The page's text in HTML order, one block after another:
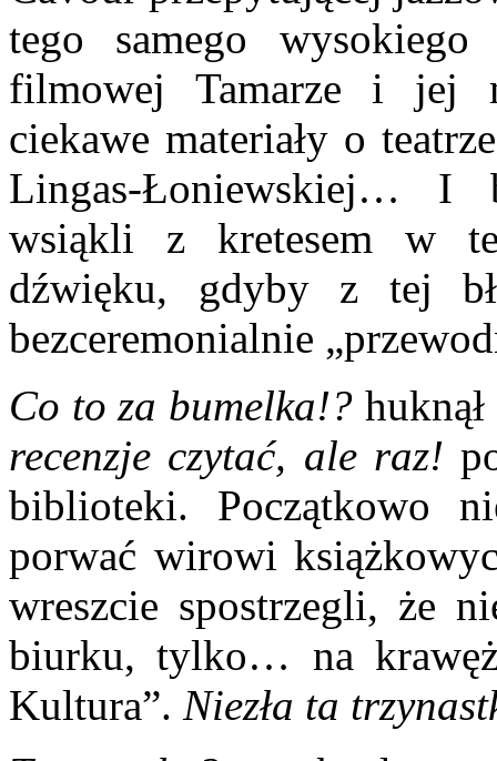
tego samego
filmowej Tamarze i jej
ciekawe materiały o
Lingas-Łoniewskiej… I
wsiąkli z kretesem w
dźwięku, gdyby z tej
bezceremonialnie
Co to za bumelka!?
recenzje czytać, ale raz!
biblioteki. Początkowo
porwać wirowi
wreszcie spostrzegli, że
biurku, tylko… na
Kultura”. Niezła ta